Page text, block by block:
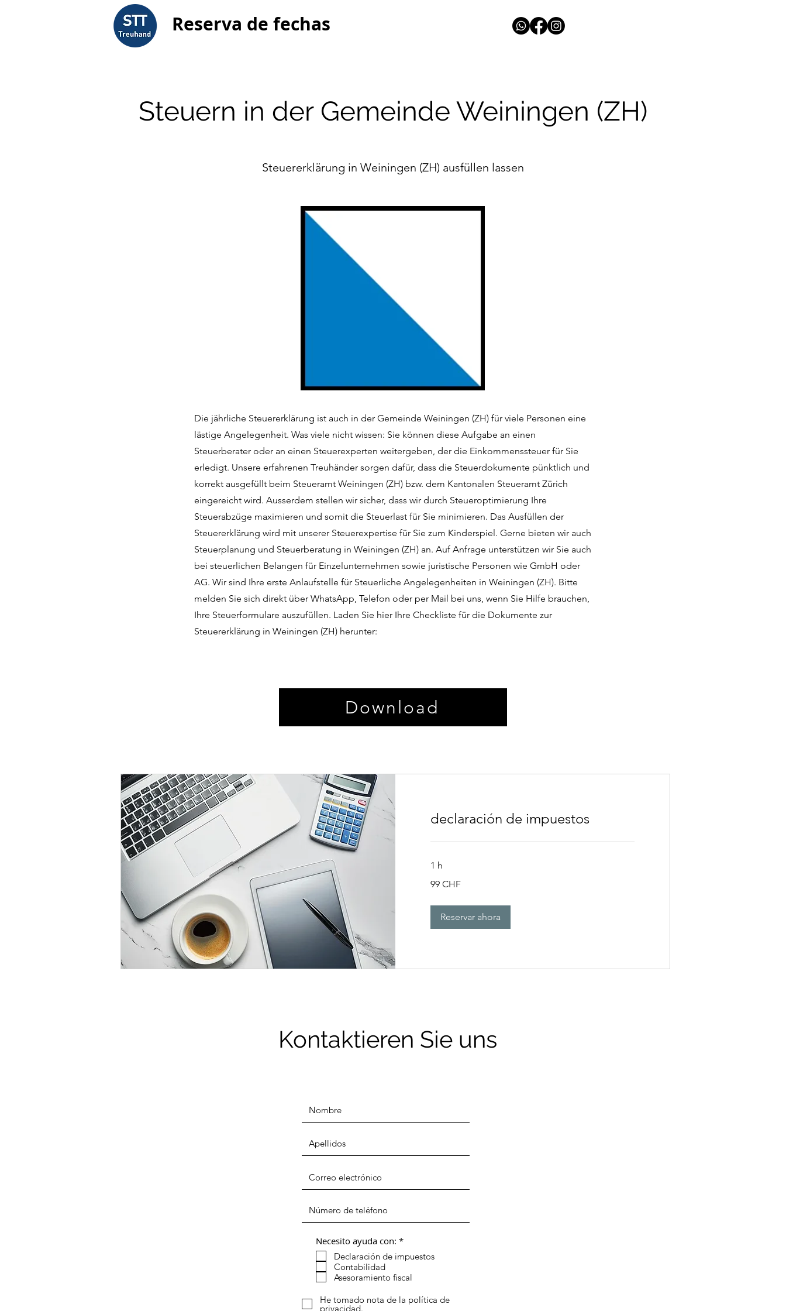
Reserva de fechas
Steuern in der Gemeinde Weiningen (ZH)
Steuererklärung in Weiningen (ZH) ausfüllen lassen
Die jährliche Steuererklärung ist auch in der Gemeinde Weiningen (ZH) für viele Personen eine
lästige Angelegenheit. Was viele nicht wissen: Sie können diese Aufgabe an einen
Steuerberater oder an einen Steuerexperten weitergeben, der die Einkommenssteuer für Sie
erledigt. Unsere erfahrenen Treuhänder sorgen dafür, dass die Steuerdokumente pünktlich und
korrekt ausgefüllt beim Steueramt Weiningen (ZH) bzw. dem Kantonalen Steueramt Zürich
eingereicht wird. Ausserdem stellen wir sicher, dass wir durch Steueroptimierung Ihre
Steuerabzüge maximieren und somit die Steuerlast für Sie minimieren. Das Ausfüllen der
Steuererklärung wird mit unserer Steuerexpertise für Sie zum Kinderspiel. Gerne bieten wir auch
Steuerplanung und Steuerberatung in Weiningen (ZH) an. Auf Anfrage unterstützen wir Sie auch
bei steuerlichen Belangen für Einzelunternehmen sowie juristische Personen wie GmbH oder
AG. Wir sind Ihre erste Anlaufstelle für Steuerliche Angelegenheiten in Weiningen (ZH). Bitte
melden Sie sich direkt über WhatsApp, Telefon oder per Mail bei uns, wenn Sie Hilfe brauchen,
Ihre Steuerformulare auszufüllen. Laden Sie hier Ihre Checkliste für die Dokumente zur
Steuererklärung in Weiningen (ZH) herunter:
Download
declaración de impuestos
1 h
francos
99 CHF
Reservar ahora
Kontaktieren Sie uns
Necesito ayuda con: *O
l
g
a
o
Declaración de impuestos
Contabilidad
Asesoramiento fiscal
He tomado nota de la política de
privacidad.